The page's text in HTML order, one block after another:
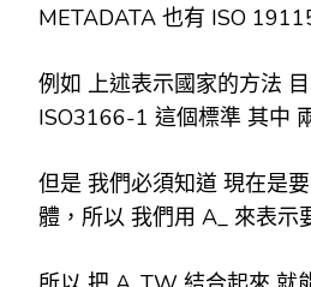
METADATA 也有 ISO
例如 上述表示國家的方法
ISO3166-1 這個標準 其中
但是 我們必須知道 現在是
體，所以 我們用 A_ 來表示